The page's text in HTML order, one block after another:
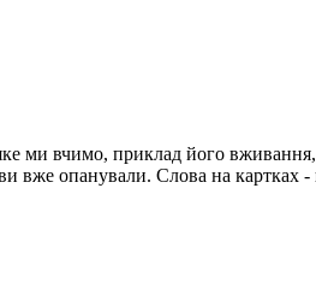
ми вчимо, приклад його
вже опанували. Слова на